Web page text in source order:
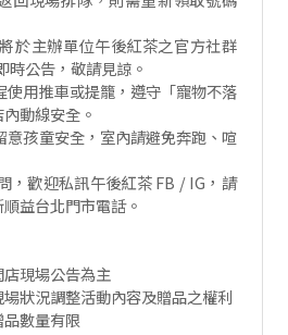
於主辦單位午後紅茶之官方社群
時公告，敬請見諒。
用推車或提籠，遵守「寵物不落
動線安全。
孩童安全，室內請避免奔跑、喧
，歡迎私訊午後紅茶 FB / IG，請
益台北門市電話。
現場公告為主
狀況調整活動內容及贈品之權利
數量有限